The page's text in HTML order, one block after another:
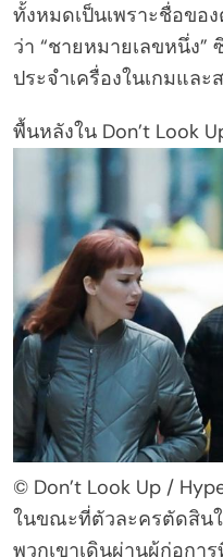
ทั้งหมดเป็นเพราะชื่อขอ
ว่า “ชายหมายเลขหนึ่ง”
ประจำเครื่องในเกมและ
พื้นหลังใน Don’t Look
© Don’t Look Up /
ในขณะที่ตัวละครตัดสิน
พวกเขาเดินผ่านผู้ก่อกา